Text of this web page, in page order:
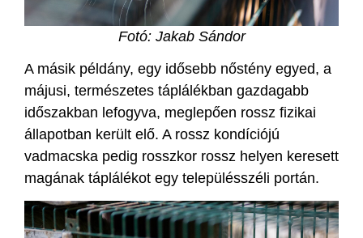
Fotó: Jakab Sándor
A másik példány, egy idősebb nőstény egyed, a
májusi, természetes táplálékban gazdagabb
időszakban lefogyva, meglepően rossz fizikai
állapotban került elő. A rossz kondíciójú
vadmacska pedig rosszkor rossz helyen keresett
magának táplálékot egy településszéli portán.